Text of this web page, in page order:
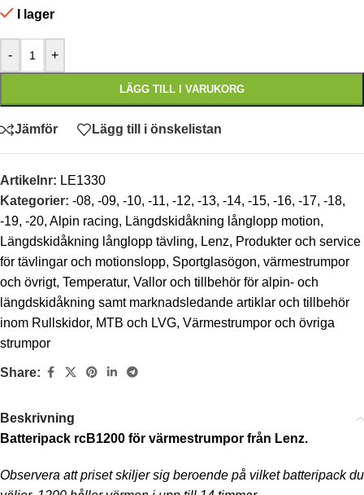
I lager
- +
LÄGG TILL I VARUKORG
Jämför Lägg till i önskelistan
Artikelnr: LE1330
Kategorier: -08, -09, -10, -11, -12, -13, -14, -15, -16, -17, -18,
-19, -20, Alpin racing, Längdskidåkning långlopp motion,
Längdskidåkning långlopp tävling, Lenz, Produkter och service
för tävlingar och motionslopp, Sportglasögon, värmestrumpor
och övrigt, Temperatur, Vallor och tillbehör för alpin- och
längdskidåkning samt marknadsledande artiklar och tillbehör
inom Rullskidor, MTB och LVG, Värmestrumpor och övriga
strumpor
Share:
Beskrivning
Batteripack rcB1200 för värmestrumpor från Lenz.
Observera att priset skiljer sig beroende på vilket batteripack du